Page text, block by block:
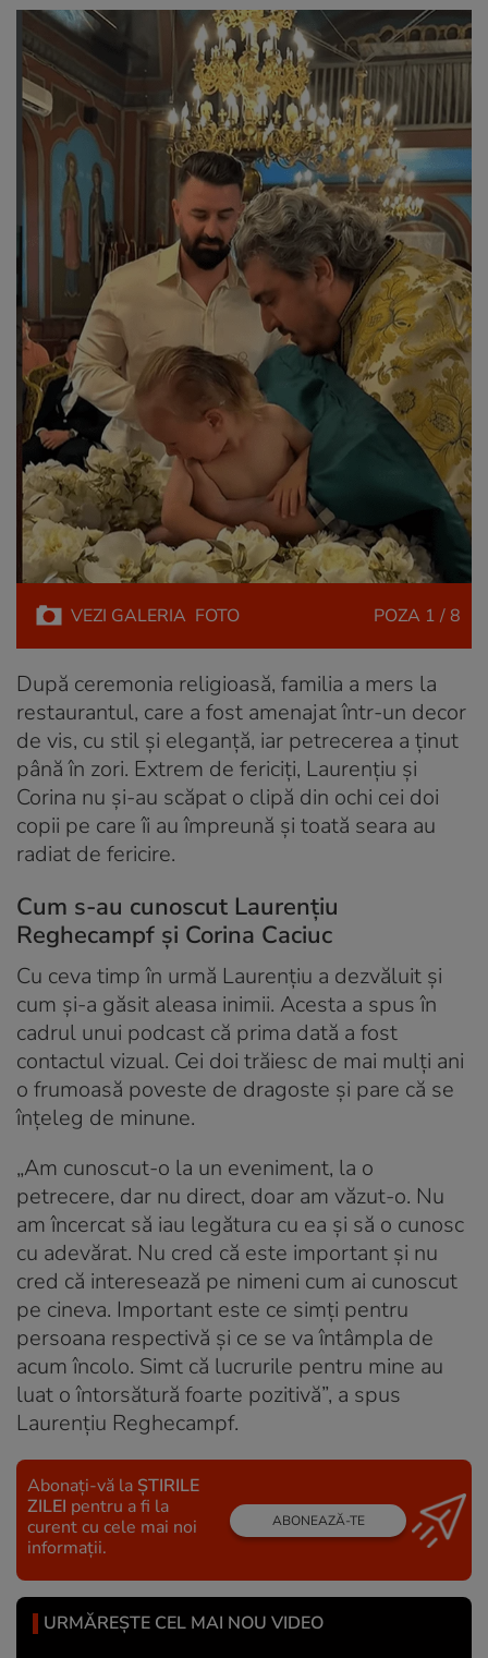
VEZI GALERIA FOTO POZA 1 / 8
După ceremonia religioasă, familia a mers la
restaurantul, care a fost amenajat într-un decor
de vis, cu stil și eleganță, iar petrecerea a ținut
până în zori. Extrem de fericiți, Laurențiu și
Corina nu și-au scăpat o clipă din ochi cei doi
copii pe care îi au împreună și toată seara au
radiat de fericire.
Cum s-au cunoscut Laurențiu
Reghecampf și Corina Caciuc
Cu ceva timp în urmă Laurențiu a dezvăluit și
cum și-a găsit aleasa inimii. Acesta a spus în
cadrul unui podcast că prima dată a fost
contactul vizual. Cei doi trăiesc de mai mulți ani
o frumoasă poveste de dragoste și pare că se
înțeleg de minune.
„Am cunoscut-o la un eveniment, la o
petrecere, dar nu direct, doar am văzut-o. Nu
am încercat să iau legătura cu ea și să o cunosc
cu adevărat. Nu cred că este important și nu
cred că interesează pe nimeni cum ai cunoscut
pe cineva. Important este ce simți pentru
persoana respectivă și ce se va întâmpla de
acum încolo. Simt că lucrurile pentru mine au
luat o întorsătură foarte pozitivă”, a spus
Laurențiu Reghecampf.
Abonați-vă la ȘTIRILE
ZILEI pentru a fi la
curent cu cele mai noi
informații.
ABONEAZĂ-TE
URMĂREȘTE CEL MAI NOU VIDEO